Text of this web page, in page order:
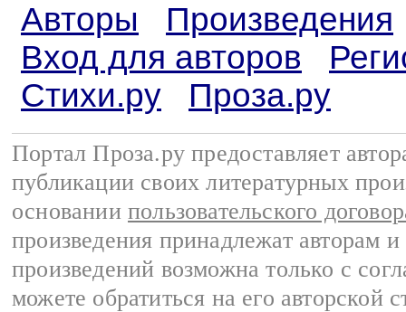
Авторы
Произведения
Вход для авторов
Стихи.ру
Проза.ру
Портал Проза.ру предоставляет
публикации своих литературных
основании пользовательского
произведения принадлежат авторам
произведений возможна только с
можете обратиться на его авторской